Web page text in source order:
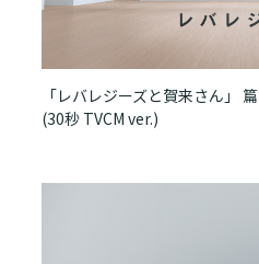
「レバレジーズと賀来さん」 篇
(30秒 TVCM ver.)